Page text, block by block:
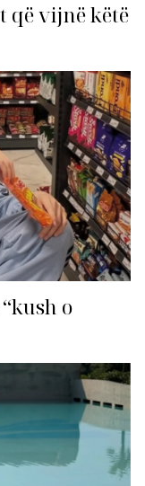
që vijnë këtë
o